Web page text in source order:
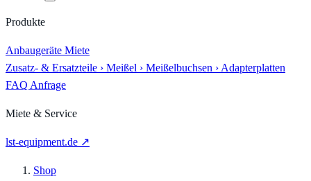
Produkte
Anbaugeräte Miete
Zusatz- & Ersatzteile › Meißel › Meißelbuchsen › Adapterplatten
FAQ Anfrage
Miete & Service
lst-equipment.de ↗
Shop